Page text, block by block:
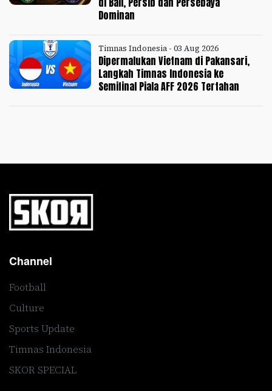
Dominan
Timnas Indonesia - 03 Aug 2026
Dipermalukan Vietnam di Pakansari,
Langkah Timnas Indonesia ke
Semifinal Piala AFF 2026 Tertahan
Channel
Football
Culture
Sports Update
Timnas Indonesia
SKOR SPECIAL